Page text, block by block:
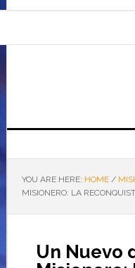
YOU ARE HERE: HOME /
MISIONERO: LA
Un Nuevo